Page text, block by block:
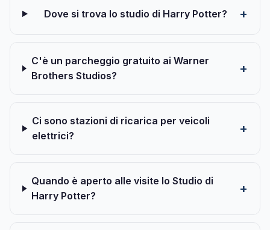
Dove si trova lo studio di Harry Potter?
C'è un parcheggio gratuito ai Warner
Brothers Studios?
Ci sono stazioni di ricarica per veicoli
elettrici?
Quando è aperto alle visite lo Studio di
Harry Potter?